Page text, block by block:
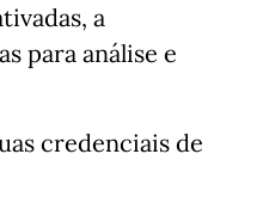
a
para análise e
credenciais de